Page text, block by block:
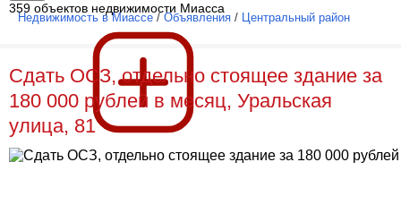
359 объектов недвижимости Миасса
Недвижимость в Миассе / Объявления / Центральный район
Сдать ОСЗ, отдельно стоящее здание за
180 000 рублей в месяц, Уральская
улица, 81